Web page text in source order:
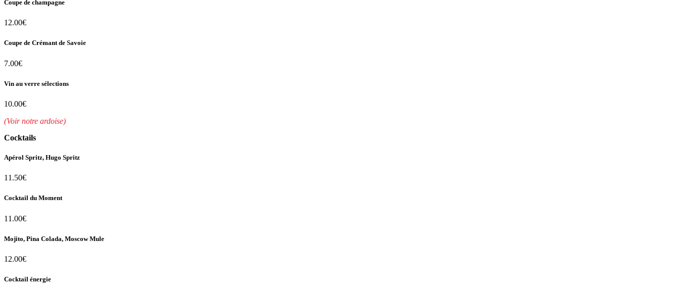
Coupe de champagne
12.00€
Coupe de Crémant de Savoie
7.00€
Vin au verre sélections
10.00€
(Voir notre ardoise)
Cocktails
Apérol Spritz, Hugo Spritz
11.50€
Cocktail du Moment
11.00€
Mojito, Pina Colada, Moscow Mule
12.00€
Cocktail énergie